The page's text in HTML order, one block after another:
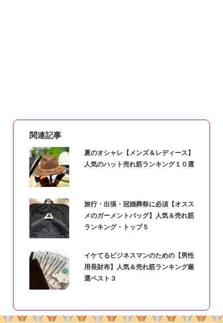
関連記事
夏のオシャレ【メンズ＆レディース】
人気のハット売れ筋ランキング１０選
旅行・出張・冠婚葬祭に必須【オスス
メのガーメントバッグ】人気＆売れ筋
ランキング・トップ５
イケてるビジネスマンのための【男性
用長財布】人気＆売れ筋ランキング厳
選ベスト３